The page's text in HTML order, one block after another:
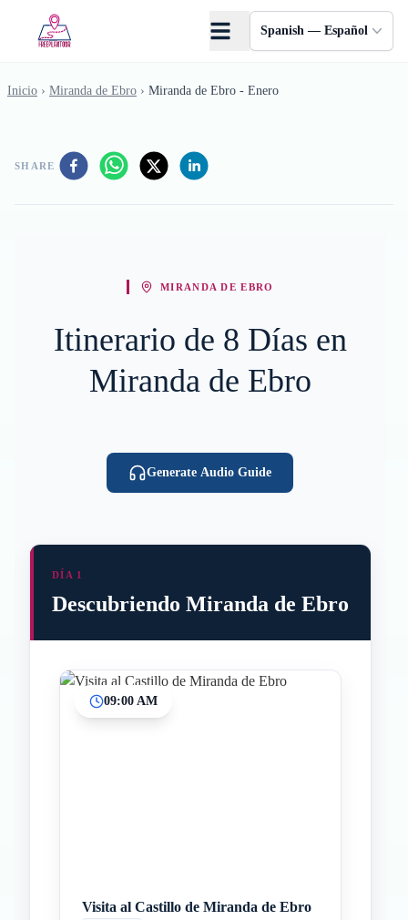
Spanish — Español
Inicio › Miranda de Ebro › Miranda de Ebro - Enero
SHARE
MIRANDA DE EBRO
Itinerario de 8 Días en
Miranda de Ebro
Generate Audio Guide
DÍA 1
Descubriendo Miranda de Ebro
09:00 AM
Visita al Castillo de Miranda de Ebro